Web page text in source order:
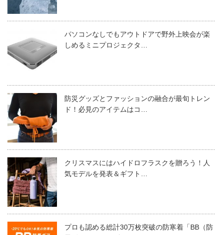
パソコンなしでもアウトドアで野外上映会が楽
しめるミニプロジェクタ…
防災グッズとファッションの融合が最旬トレン
ド！必見のアイテムはコ…
クリスマスにはハイドロフラスクを贈ろう！人
気モデルを発表＆ギフト…
プロも認める総計30万枚突破の防寒着「BB（防